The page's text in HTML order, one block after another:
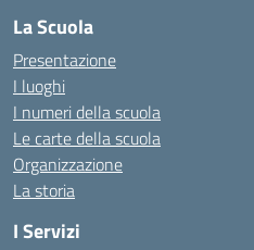
La Scuola
Presentazione
I luoghi
I numeri della scuola
Le carte della scuola
Organizzazione
La storia
I Servizi